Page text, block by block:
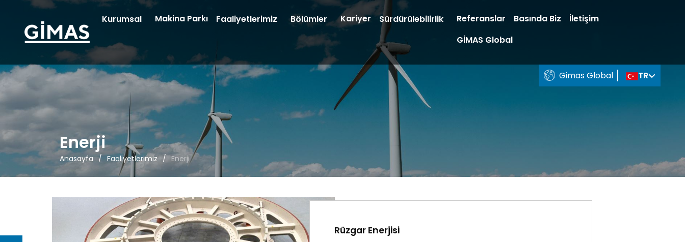
Kurumsal Makina Parkı Faaliyetlerimiz Bölümler Kariyer Sürdürülebilirlik Referanslar Basında Biz
İletişim
GİMAS Global
Gimas Global TR
Enerji
Anasayfa Faaliyetlerimiz Enerji
Rüzgar Enerjisi